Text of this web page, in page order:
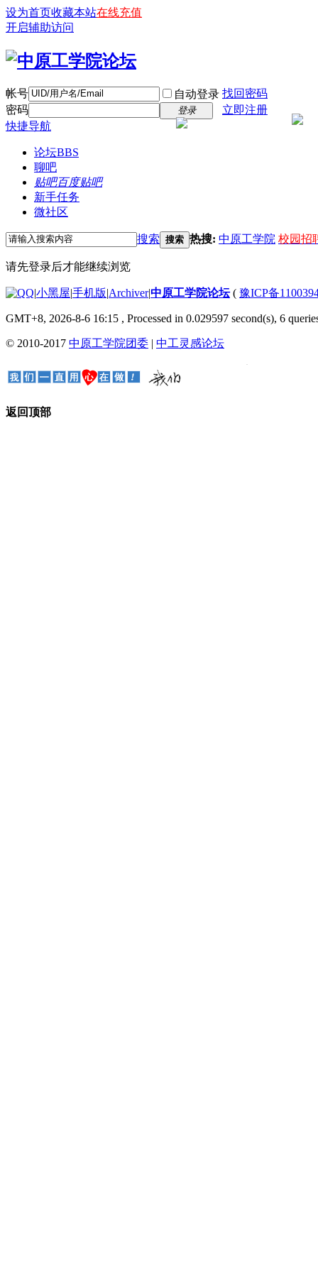
设为首页收藏本站在线充值
开启辅助访问
帐号 自动登录 找回密码
密码
登录
立即注册
快捷导航
论坛BBS
聊吧
贴吧百度贴吧
新手任务
微社区
搜索 搜索 热搜: 中原工学院 校园招
请先登录后才能继续浏览
|小黑屋|手机版|Archiver|中原工学院论坛( 豫ICP备
GMT+8, 2026-8-6 16:15 , Processed in 0.029597 second(s), 6
© 2010-2017 中原工学院团委 | 中工灵感论坛
返回顶部